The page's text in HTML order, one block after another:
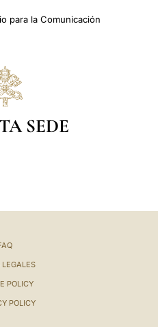
para la Comunicación
SEDE
LEGALES
POLICY
POLICY